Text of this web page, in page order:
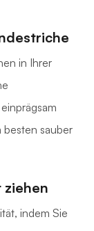
in Ihrer
besten sauber
indem Sie